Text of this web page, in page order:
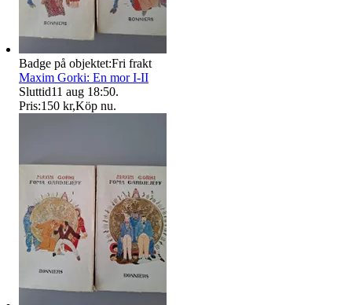
Badge på objektet:Fri frakt
Maxim Gorki: En mor I-II
Sluttid11 aug 18:50.
Pris:150 kr,Köp nu.